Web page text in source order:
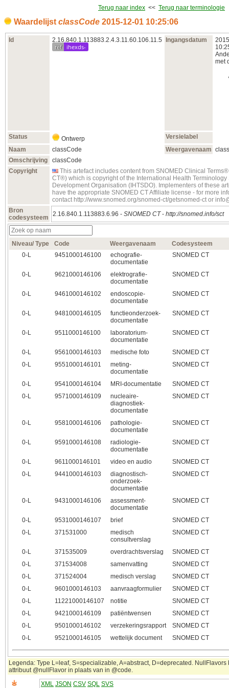
Terug naar index << Terug naar terminologie
Waardelijst classCode 2015‑12‑01 10:25:06
Id 2.16.840.1.113883.2.4.3.11.60.106.11.5
ref ihexds-
Ingangsdatum
met
Status Ontwerp
Versielabel
Naam
classCode Weergavenaam
Omschrijving
classCode
Copyright
This artefact includes content from SNOMED Clinical
CT®) which is copyright of the International Health Terminology
Development Organisation (IHTSDO). Implementers of these
have the appropriate SNOMED CT Affiliate license - for more
contact http://www.snomed.org/snomed-ct/getsnomed-ct or
Bron
codesysteem
2.16.840.1.113883.6.96 - SNOMED CT- http://snomed.info/sct
Niveau/ Type Code Weergavenaam
Codesysteem
0‑L
9451000146100
echografie-
documentatie
SNOMED CT
0‑L 9621000146106
elektrografie-
documentatie
SNOMED CT
0‑L 9461000146102
endoscopie-
documentatie
SNOMED CT
0‑L 9481000146105
functieonderzoek-
documentatie
SNOMED CT
0‑L 9511000146100
laboratorium-
documentatie
SNOMED CT
0‑L 9561000146103 medische foto
SNOMED CT
0‑L
9551000146101
meting-
documentatie
SNOMED CT
0‑L 9541000146104 MRI-documentatie
SNOMED CT
0‑L
9571000146109
nucleaire-
diagnostiek-
documentatie
SNOMED CT
0‑L 9581000146106
pathologie-
documentatie
SNOMED CT
0‑L 9591000146108
radiologie-
documentatie
SNOMED CT
0‑L 9611000146101 video en audio
SNOMED CT
0‑L
9441000146103
diagnostisch-
onderzoek-
documentatie
SNOMED CT
0‑L 9431000146106
assessment-
documentatie
SNOMED CT
0‑L 9531000146107 brief
SNOMED CT
0‑L
371531000
medisch
consultverslag
SNOMED CT
0‑L 371535009 overdrachtsverslag
SNOMED CT
0‑L
371534008 samenvatting
SNOMED CT
0‑L
371524004 medisch verslag
SNOMED CT
0‑L
9601000146103 aanvraagformulier
SNOMED CT
0‑L
11221000146107 notitie
SNOMED CT
0‑L
9421000146109 patiëntwensen
SNOMED CT
0‑L
9501000146102 verzekeringsrapport
SNOMED CT
0‑L
9521000146105 wettelijk document SNOMED CT
Legenda: Type L=leaf, S=specializable, A=abstract, D=deprecated. NullFlavors
attribuut @nullFlavor in plaats van in @code.
XML JSON CSV SQL SVS